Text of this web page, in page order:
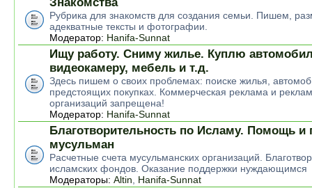
Рубрика для знакомств для создания семьи. Пишем,
адекватные тексты и фотографии.
Модератор: Hanifa-Sunnat
Ищу работу. Сниму жилье. Куплю
видеокамеру, мебель и т.д.
Здесь пишем о своих проблемах: поиске жилья,
предстоящих покупках. Коммерческая реклама и
организаций запрещена!
Модератор: Hanifa-Sunnat
Благотворительность по Исламу. Помощь и
мусульман
Расчетные счета мусульманских организаций.
исламских фондов. Оказание поддержки нуждающимся
Модераторы: Altin Hanifa-Sunnat